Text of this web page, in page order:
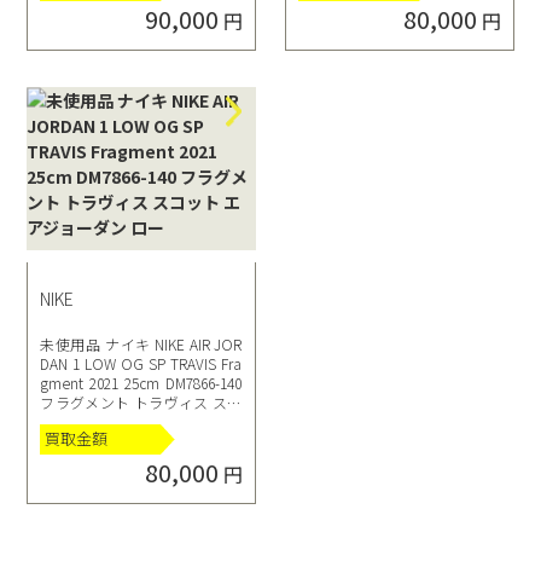
90,000 円 80,000 円
NIKE
未使用品 ナイキ NIKE AIR JOR
DAN 1 LOW OG SP TRAVIS Fra
gment 2021 25cm DM7866-140
フラグメント トラヴィス スコ
ット エアジョーダン ロー
買取金額
80,000 円